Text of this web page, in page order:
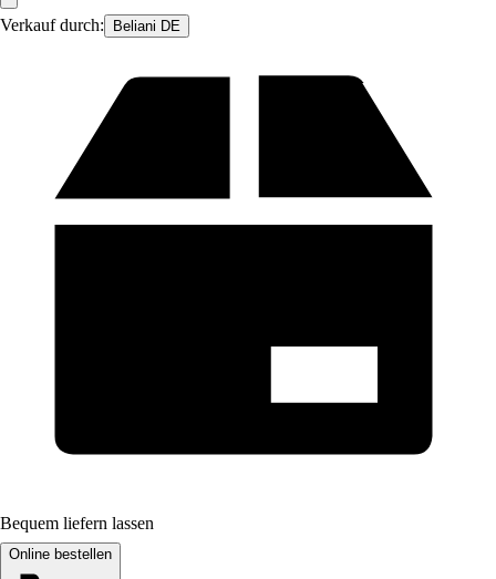
Verkauf durch: Beliani DE
Bequem liefern lassen
Online bestellen